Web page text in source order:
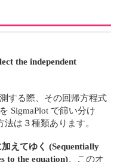
the independent
する際、その回帰方程式
SigmaPlot で篩い分け
は３種類あります。
えてゆく (Sequentially
to the equation)。このオ